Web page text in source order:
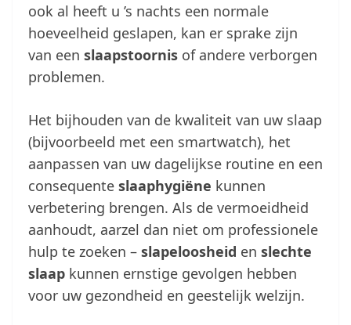
ook al heeft u ’s nachts een normale
hoeveelheid geslapen, kan er sprake zijn
van een slaapstoornis of andere verborgen
problemen.
Het bijhouden van de kwaliteit van uw slaap
(bijvoorbeeld met een smartwatch), het
aanpassen van uw dagelijkse routine en een
consequente slaaphygiëne kunnen
verbetering brengen. Als de vermoeidheid
aanhoudt, aarzel dan niet om professionele
hulp te zoeken – slapeloosheid en slechte
slaap kunnen ernstige gevolgen hebben
voor uw gezondheid en geestelijk welzijn.